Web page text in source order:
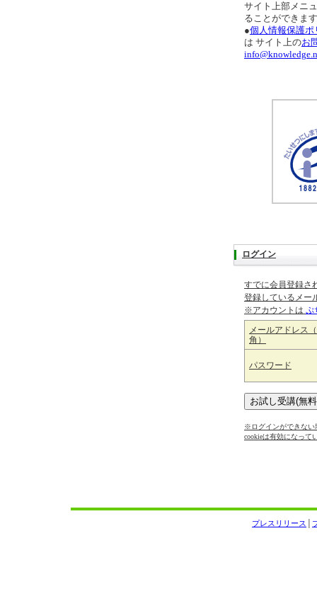
サイト上部メニ
ることができま
●個人情報保護ポ
は サイト上のお
ログイン
すでに会員登録さ
登録しているメー
※アカウントは ぷ
メールアドレス
角）
パスワード
※ログインができない
cookieは有効になって
プレスリリース